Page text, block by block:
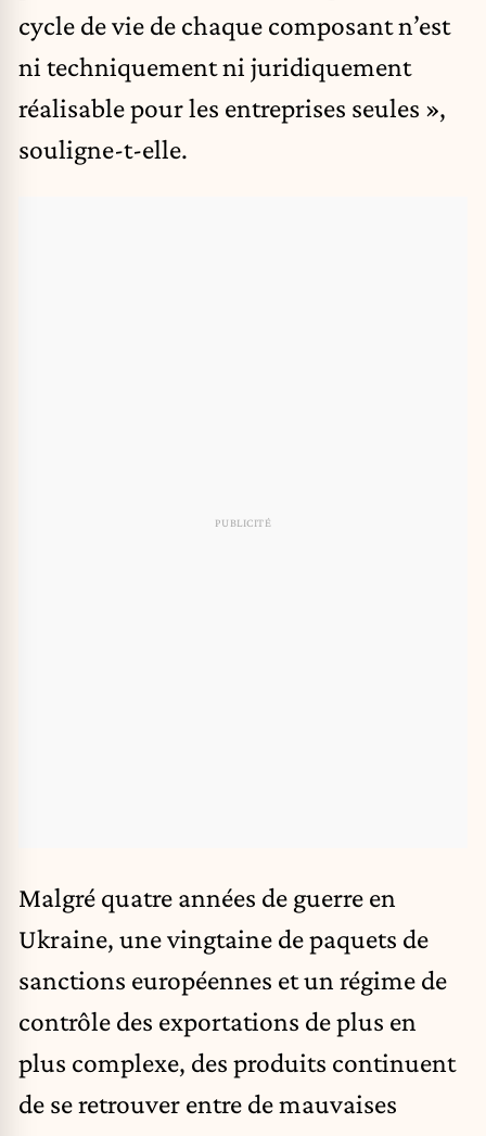
cycle de vie de chaque composant n’est
ni techniquement ni juridiquement
réalisable pour les entreprises seules »,
souligne-t-elle.
Malgré quatre années de guerre en
Ukraine, une vingtaine depaquets de
sanctions européennes et un régime de
contrôle des exportations de plus en
plus complexe, des produits continuent
de se retrouver entre de mauvaises